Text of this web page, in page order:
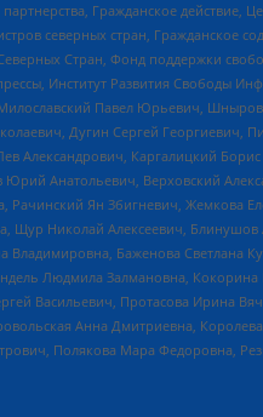
Гражданское действие,
северных стран, Гражданское
Стран, Фонд поддержки
Институт Развития Свободы
Павел Юрьевич,
Дугин Сергей Георгиевич,
Каргалицкий
Анатольевич, Верховский
Рачинский Ян Збигневич, Жемкова
Щур Николай Алексеевич,
Баженова Светлана
Людмила Залмановна,
Васильевич, Протасова Ирина
Анна Дмитриевна,
Полякова Мара Федоровна,